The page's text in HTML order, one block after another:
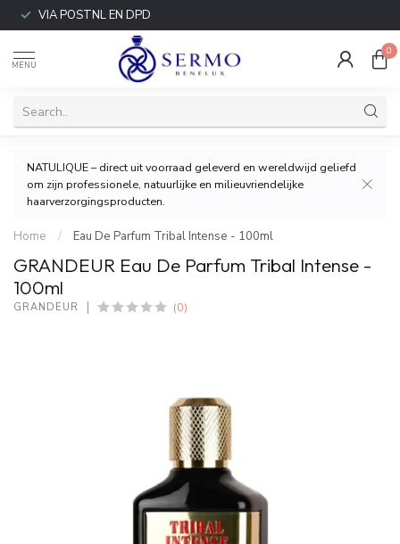
VIA POSTNL EN DPD
MENU
0
NATULIQUE – direct uit voorraad geleverd en wereldwijd geliefd
om zijn professionele, natuurlijke en milieuvriendelijke
haarverzorgingsproducten.
Home / Eau De Parfum Tribal Intense - 100ml
GRANDEUR Eau De Parfum Tribal Intense -
100ml
GRANDEUR (0)